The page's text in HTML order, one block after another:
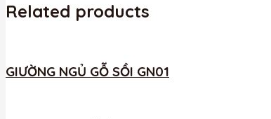
Related products
GIƯỜNG NGỦ GỖ SỒI GN01